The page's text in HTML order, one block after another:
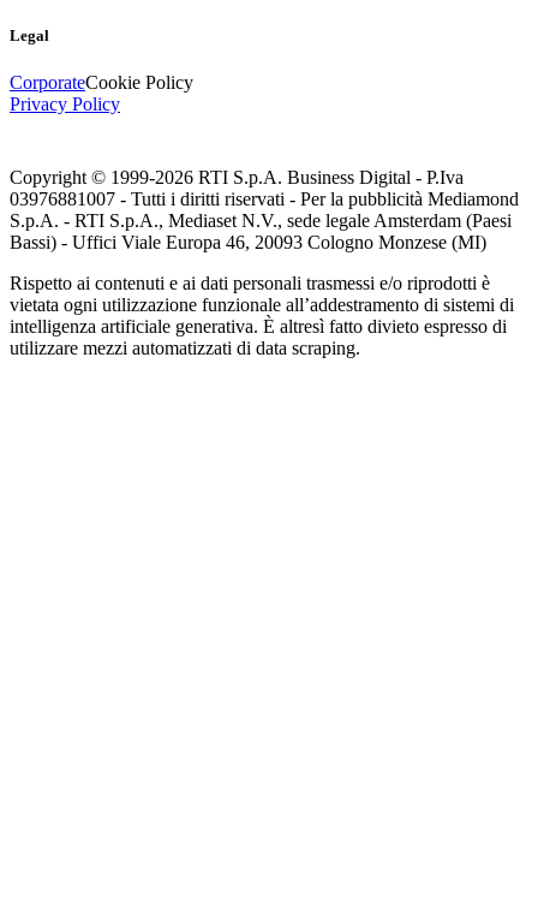
Legal
CorporateCookie Policy
Privacy Policy
Copyright © 1999-2026 RTI S.p.A. Business Digital - P.Iva
03976881007 - Tutti i diritti riservati - Per la pubblicità Mediamond
S.p.A. - RTI S.p.A., Mediaset N.V., sede legale Amsterdam (Paesi
Bassi) - Uffici Viale Europa 46, 20093 Cologno Monzese (MI)
Rispetto ai contenuti e ai dati personali trasmessi e/o riprodotti è
vietata ogni utilizzazione funzionale all’addestramento di sistemi di
intelligenza artificiale generativa. È altresì fatto divieto espresso di
utilizzare mezzi automatizzati di data scraping.